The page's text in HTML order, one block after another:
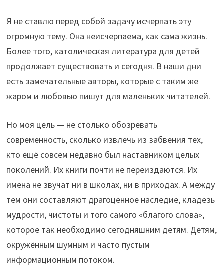
Я не ставлю перед собой задачу исчерпать эту
огромную тему. Она неисчерпаема, как сама жизнь.
Более того, католическая литература для детей
продолжает существовать и сегодня. В наши дни
есть замечательные авторы, которые с таким же
жаром и любовью пишут для маленьких читателей.
Но моя цель — не столько обозревать
современность, сколько извлечь из забвения тех,
кто ещё совсем недавно был наставником целых
поколений. Их книги почти не переиздаются. Их
имена не звучат ни в школах, ни в приходах. А между
тем они составляют драгоценное наследие, кладезь
мудрости, чистоты и того самого «благого слова»,
которое так необходимо сегодняшним детям. Детям,
окружённым шумным и часто пустым
информационным потоком.